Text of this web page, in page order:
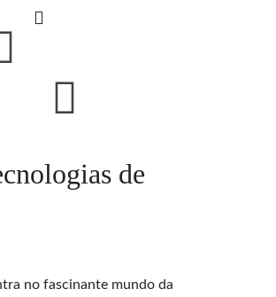
de
no fascinante mundo da